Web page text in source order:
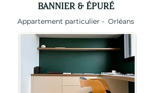
BANNIER & ÉPURÉ
Appartement particulier - Orléans